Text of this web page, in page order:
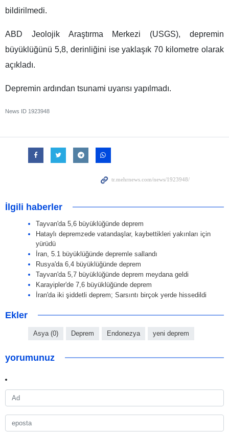
bildirilmedi.
ABD Jeolojik Araştırma Merkezi (USGS), depremin
büyüklüğünü 5,8, derinliğini ise yaklaşık 70 kilometre olarak
açıkladı.
Depremin ardından tsunami uyarısı yapılmadı.
News ID 1923948
İlgili haberler
Tayvan'da 5,6 büyüklüğünde deprem
Hataylı depremzede vatandaşlar, kaybettikleri yakınları için
yürüdü
İran, 5.1 büyüklüğünde depremle sallandı
Rusya'da 6,4 büyüklüğünde deprem
Tayvan'da 5,7 büyüklüğünde deprem meydana geldi
Karayipler'de 7,6 büyüklüğünde deprem
İran'da iki şiddetli deprem; Sarsıntı birçok yerde hissedildi
Ekler
Asya (0) Deprem Endonezya yeni deprem
yorumunuz